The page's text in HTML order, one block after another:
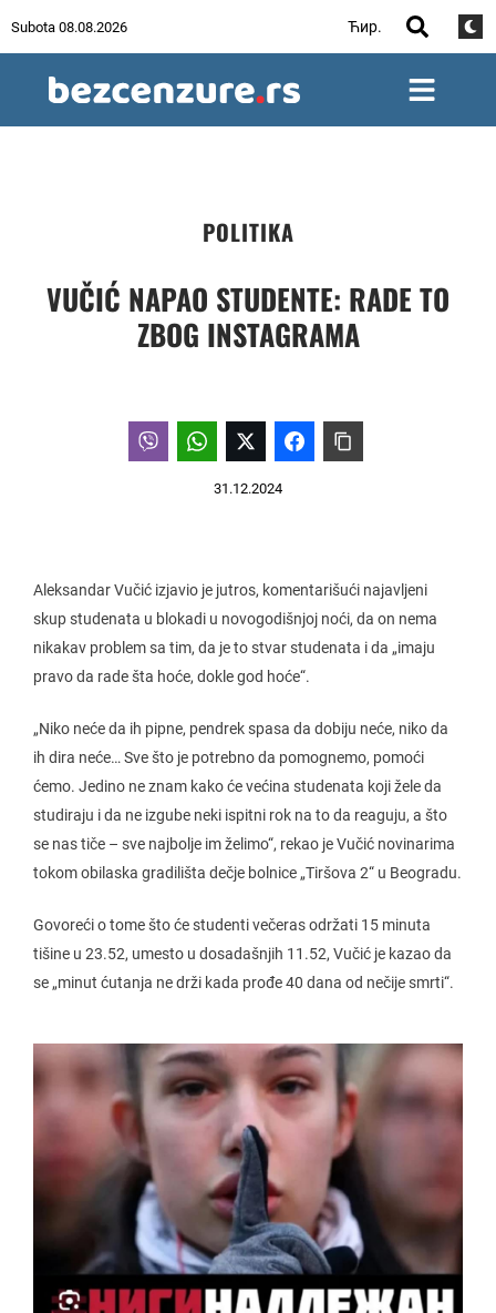
Subota 08.08.2026 Ћир.
POLITIKA
VUČIĆ NAPAO STUDENTE: RADE TO
ZBOG INSTAGRAMA
31.12.2024
Aleksandar Vučić izjavio je jutros, komentarišući najavljeni
skup studenata u blokadi u novogodišnjoj noći, da on nema
nikakav problem sa tim, da je to stvar studenata i da „imaju
pravo da rade šta hoće, dokle god hoće“.
„Niko neće da ih pipne, pendrek spasa da dobiju neće, niko da
ih dira neće… Sve što je potrebno da pomognemo, pomoći
ćemo. Jedino ne znam kako će većina studenata koji žele da
studiraju i da ne izgube neki ispitni rok na to da reaguju, a što
se nas tiče – sve najbolje im želimo“, rekao je Vučić novinarima
tokom obilaska gradilišta dečje bolnice „Tiršova 2“ u Beogradu.
Govoreći o tome što će studenti večeras održati 15 minuta
tišine u 23.52, umesto u dosadašnjih 11.52, Vučić je kazao da
se „minut ćutanja ne drži kada prođe 40 dana od nečije smrti“.